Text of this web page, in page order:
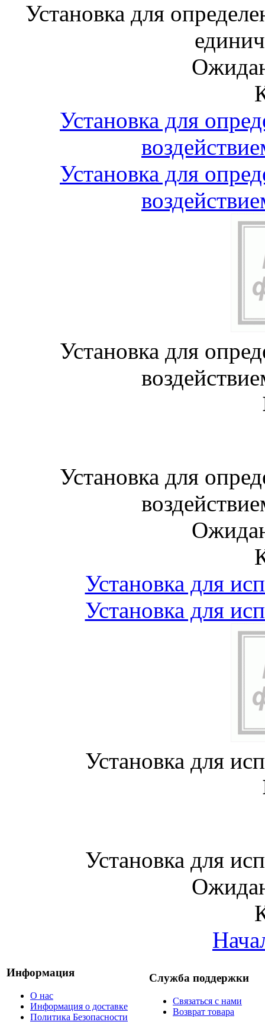
Установка для
Установка для
Установка для
Установка для
Установка для
Установка для
Установка для
Установка для
Установка для
Информация
О нас
Информация о доставке
Политика Безопасности
Служба поддержки
Связаться с нами
Возврат товара